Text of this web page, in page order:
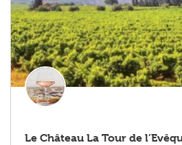
Le Château La Tour de